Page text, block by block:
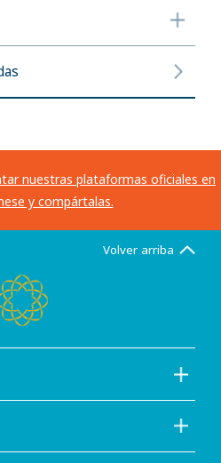
nuestras plataformas oficiales en
y compártalas.
Volver arriba